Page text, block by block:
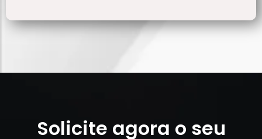
Solicite agora o seu